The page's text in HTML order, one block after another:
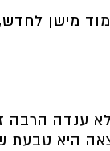
מישן לחדש
ענדה
היא טבעת